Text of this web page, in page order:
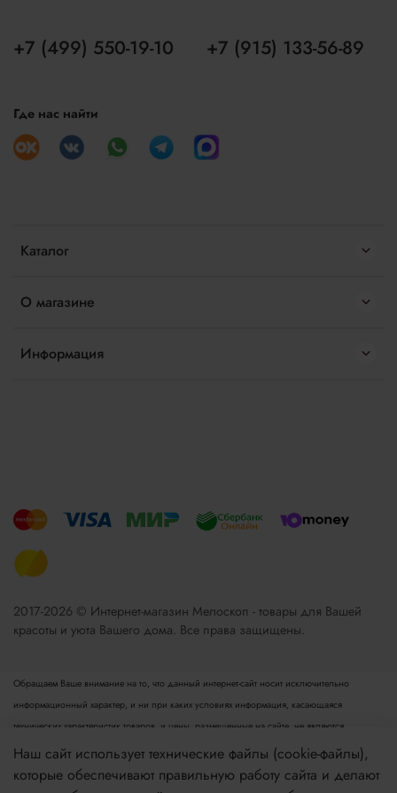
Каталог
О магазине
Информация
+7 (499) 550-19-10 +7 (915) 133-56-89
Где нас найти
2017-2026 © Интернет-магазин Мелоскоп - товары для Вашей
красоты и уюта Вашего дома. Все права защищены.
Обращаем Ваше внимание на то, что данный интернет-сайт носит исключительно
информационный характер, и ни при каких условиях информация, касающаяся
технических характеристик товаров, и цены, размещенные на сайте, не являются
публичной офертой, определяемой положениями пункта 2 статьи 437 Гражданского
кодекса РФ. Для получения подробной информации просьба обращаться к менеджеру.
Опубликованная на данном сайте информация может быть изменена в любое время без
Наш сайт использует технические файлы (cookie-файлы),
которые обеспечивают правильную работу сайта и делают